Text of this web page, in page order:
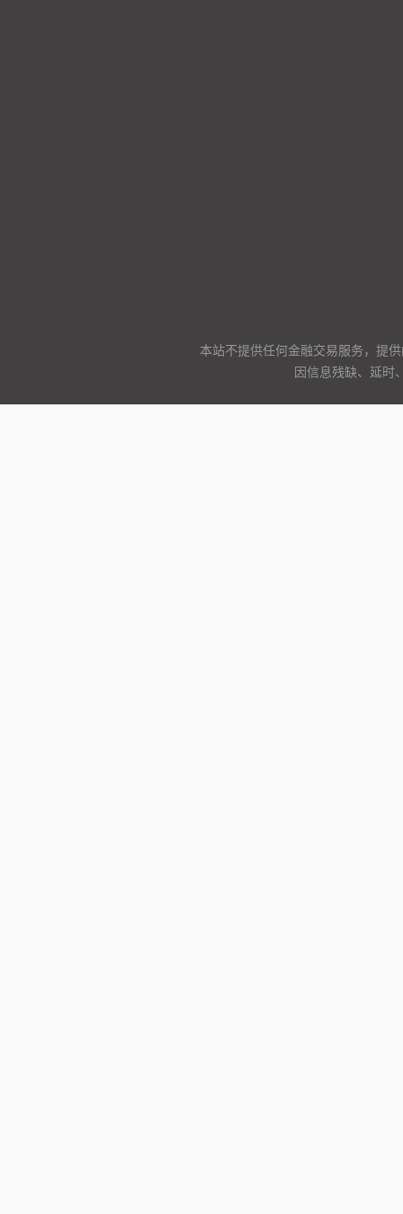
本站不提供任何金融交易服务，提
因信息残缺、延时